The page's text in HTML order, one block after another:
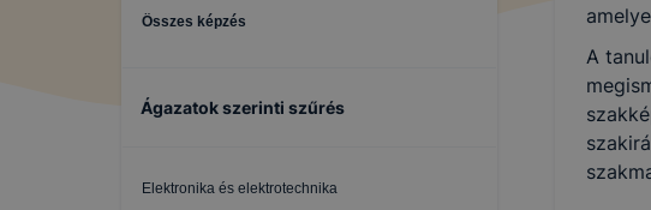
Összes képzés
Ágazatok szerinti szűrés
Elektronika és elektrotechnika
A